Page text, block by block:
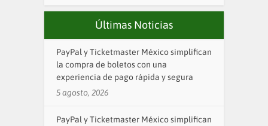
Últimas Noticias
PayPal y Ticketmaster México simplifican
la compra de boletos con una
experiencia de pago rápida y segura
5 agosto, 2026
PayPal y Ticketmaster México simplifican